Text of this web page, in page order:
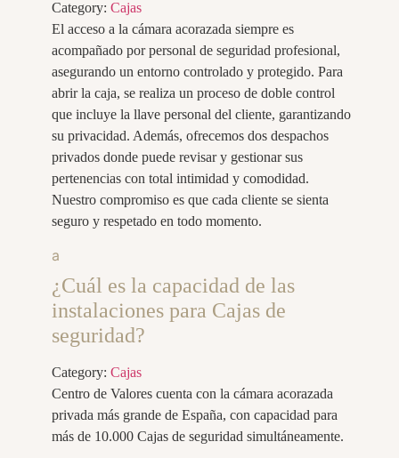
Category: Cajas
El acceso a la cámara acorazada siempre es
acompañado por personal de seguridad profesional,
asegurando un entorno controlado y protegido. Para
abrir la caja, se realiza un proceso de doble control
que incluye la llave personal del cliente, garantizando
su privacidad. Además, ofrecemos dos despachos
privados donde puede revisar y gestionar sus
pertenencias con total intimidad y comodidad.
Nuestro compromiso es que cada cliente se sienta
seguro y respetado en todo momento.
a
¿Cuál es la capacidad de las
instalaciones para Cajas de
seguridad?
Category: Cajas
Centro de Valores cuenta con la cámara acorazada
privada más grande de España, con capacidad para
más de 10.000 Cajas de seguridad simultáneamente.